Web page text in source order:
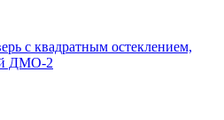
c квадратным остеклением,
ДМО-2